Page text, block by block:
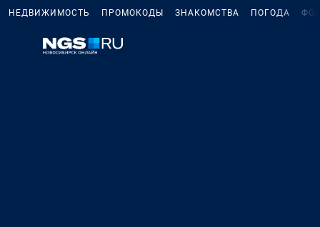
НЕДВИЖИМОСТЬ ПРОМОКОДЫ ЗНАКОМСТВА ПОГОДА